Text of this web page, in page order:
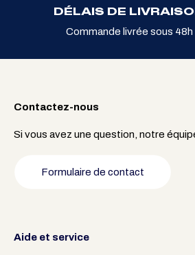
DÉLAIS DE
Commande livrée sous 48h
Contactez-nous
Si vous avez une question, notre
Formulaire de contact
Aide et service